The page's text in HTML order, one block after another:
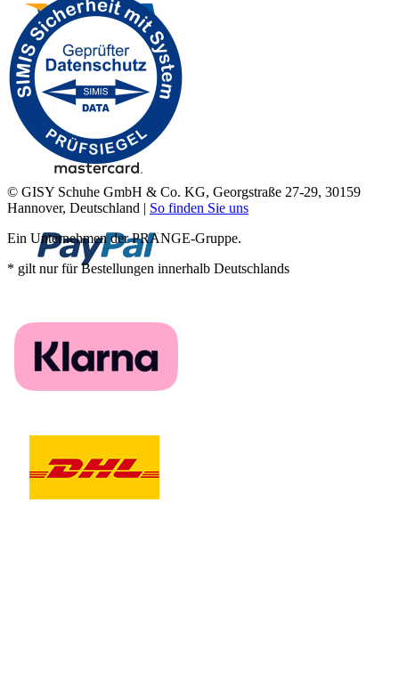
© GISY Schuhe GmbH & Co. KG, Georgstraße 27-29, 30159
Hannover, Deutschland | So finden Sie uns
Ein Unternehmen der PRANGE-Gruppe.
* gilt nur für Bestellungen innerhalb Deutschlands